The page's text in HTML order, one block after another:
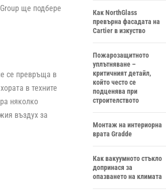
ще подбере
се превръща в
в техните
няколко
въздух за
Как NorthGlass
превърна фасадата на
Cartier в изкуство
Пожарозащитното
уплътняване –
критичният детайл,
който често се
подценява при
строителството
Монтаж на интериорна
врата Gradde
Как вакуумното стъкло
допринася за
опазването на климата